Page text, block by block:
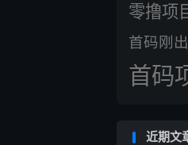
零撸项
首码刚
首码
近期文